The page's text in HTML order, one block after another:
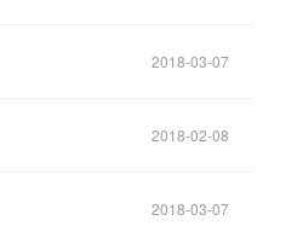
2018-03-07
2018-02-08
2018-03-07